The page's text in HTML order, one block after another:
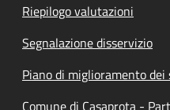
Riepilogo valutazioni
Segnalazione disservizio
Piano di miglioramento dei
Comune di Casaprota -